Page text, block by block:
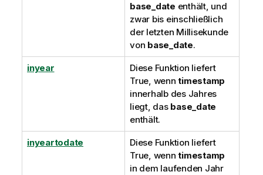
base_date enthält, und
zwar bis einschließlich
der letzten Millisekunde
von base_date.
inyear
Diese Funktion liefert
True, wenntimestamp
innerhalb des Jahres
liegt, das base_date
enthält.
inyeartodate
Diese Funktion liefert
True, wenntimestamp
in dem laufenden Jahr